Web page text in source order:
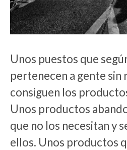
Unos puestos que
pertenecen a gente sin
consiguen los
Unos productos
que no los necesitan y
ellos. Unos productos